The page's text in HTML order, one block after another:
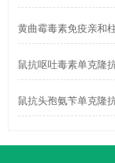
黄曲霉毒素免疫亲和
鼠抗呕吐毒素单克隆
鼠抗头孢氨苄单克隆